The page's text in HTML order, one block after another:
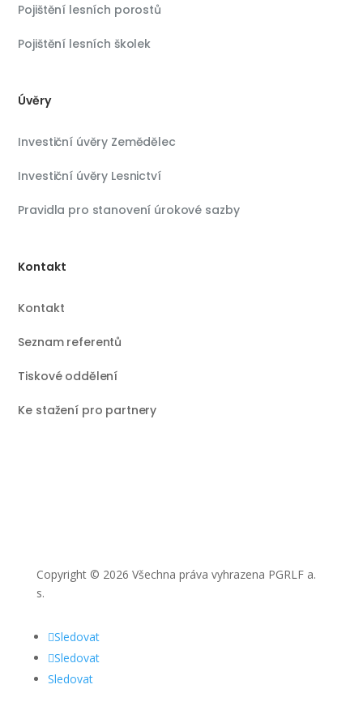
Pojištění lesních porostů
Pojištění lesních školek
Úvěry
Investiční úvěry Zemědělec
Investiční úvěry Lesnictví
Pravidla pro stanovení úrokové sazby
Kontakt
Kontakt
Seznam referentů
Tiskové oddělení
Ke stažení pro partnery
Copyright © 2026 Všechna práva vyhrazena PGRLF a.
s.
Sledovat
Sledovat
Sledovat